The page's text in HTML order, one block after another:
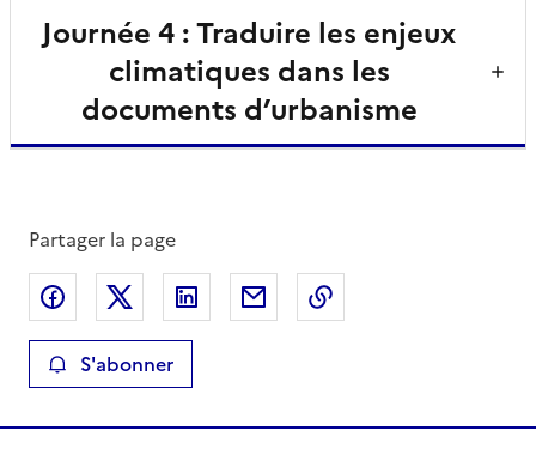
Journée 4 : Traduire les enjeux
climatiques dans les
documents d’urbanisme
Partager la page
Partager sur Facebook
Partager sur XPartager sur LinkedIn
Partager par email
S'abonner